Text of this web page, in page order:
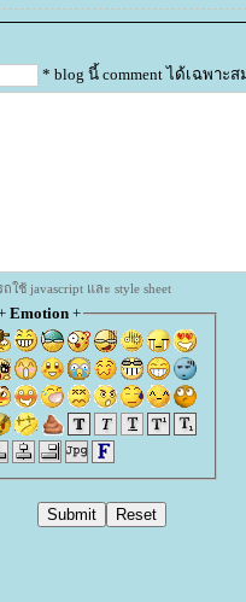
* blog นี้ comment ได้เฉพาะ
ช้ javascript และ style sheet
Emotion+